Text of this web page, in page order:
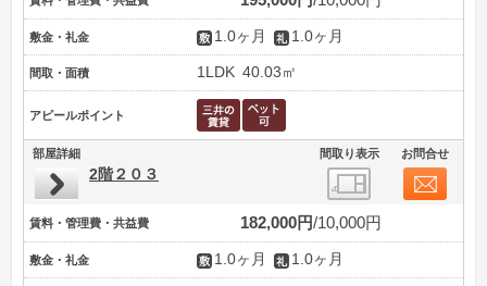
敷金・礼金 1.0ヶ月 1.0ヶ月
間取・面積 1LDK 40.03㎡
アピールポイント
部屋詳細 間取り表示 お問合せ
2階２０３
賃料・管理費・共益費 182,000円 10,000円
敷金・礼金 1.0ヶ月 1.0ヶ月